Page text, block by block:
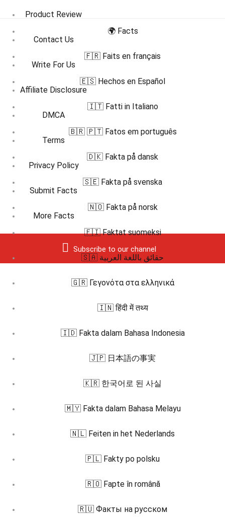
Product Review
Contact Us
Write For Us
Affiliate Disclosure
DMCA
Terms
Privacy Policy
Submit Facts
More Facts
Subscribe to our channel
🌍 Facts
🇫🇷 Faits en français
🇪🇸 Hechos en Español
🇮🇹 Fatti in Italiano
🇧🇷 🇵🇹 Fatos em português
🇩🇰 Fakta på dansk
🇸🇪 Fakta på svenska
🇳🇴 Fakta på norsk
🇫🇮 Faktat suomeksi
🇸🇦 حقائق باللغة العربية
🇬🇷 Γεγονότα στα ελληνικά
🇮🇳 हिंदी में तथ्य
🇮🇩 Fakta dalam Bahasa Indonesia
🇯🇵 日本語の事実
🇰🇷 한국어로 된 사실
🇲🇾 Fakta dalam Bahasa Melayu
🇳🇱 Feiten in het Nederlands
🇵🇱 Fakty po polsku
🇷🇴 Fapte în română
🇷🇺 Факты на русском